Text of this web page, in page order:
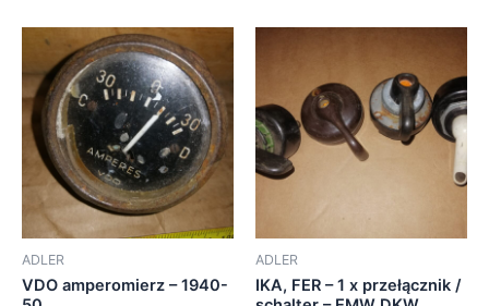
ADLER
VDO amperomierz – 1940-
ADLER
IKA, FER – 1 x przełącznik /